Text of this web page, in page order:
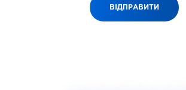
ВІДПРАВИТИ